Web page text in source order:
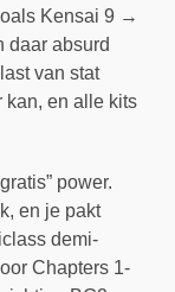
Kensai 9 →
daar absurd
van stat
kan, en alle kits
power.
en je pakt
demi-
Chapters 1-